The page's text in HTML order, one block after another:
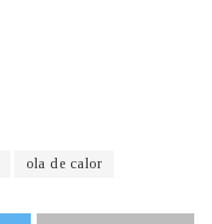
ola de calor